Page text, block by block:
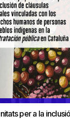
per a la